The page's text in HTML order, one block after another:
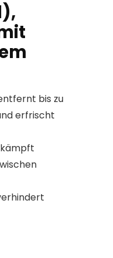
bis zu
erfrischt